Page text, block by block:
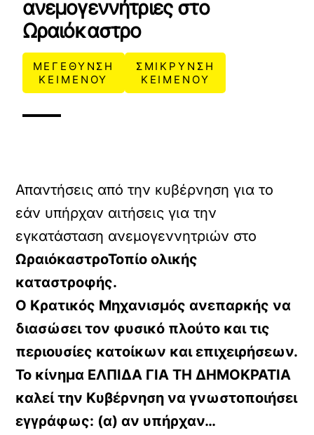
ανεμογεννήτριες στο
Ωραιόκαστρο
ΜΕΓΕΘΥΝΣΗ
ΚΕΙΜΕΝΟΥ
ΣΜΙΚΡΥΝΣΗ
ΚΕΙΜΕΝΟΥ
Απαντήσεις από την κυβέρνηση για το
εάν υπήρχαν αιτήσεις για την
εγκατάσταση ανεμογεννητριών στο
ΩραιόκαστροΤοπίο ολικής
καταστροφής.
Ο Κρατικός Μηχανισμός ανεπαρκής να
διασώσει τον φυσικό πλούτο και τις
περιουσίες κατοίκων και επιχειρήσεων.
Το κίνημα ΕΛΠΙΔΑ ΓΙΑ ΤΗ ΔΗΜΟΚΡΑΤΙΑ
καλεί την Κυβέρνηση να γνωστοποιήσει
εγγράφως: (α) αν υπήρχαν…